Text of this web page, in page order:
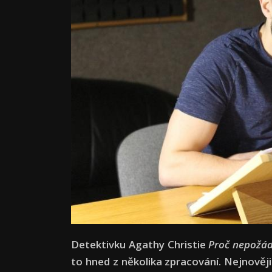
Detektivku Agathy ChristieProč
to hned z několika zpracování.